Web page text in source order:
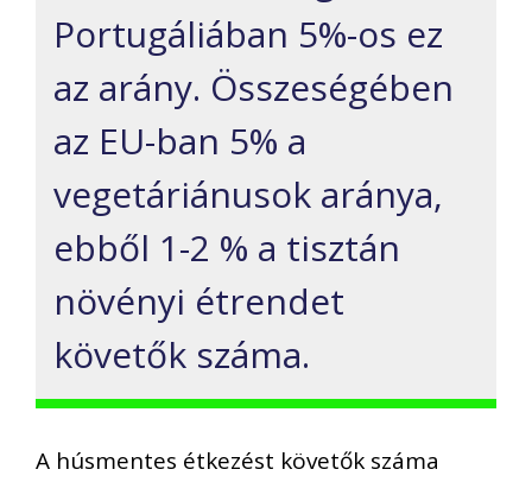
Portugáliában 5%-os ez
az arány. Összeségében
az EU-ban 5% a
vegetáriánusok aránya,
ebből 1-2 % a tisztán
növényi étrendet
követők száma.
A húsmentes étkezést követők száma